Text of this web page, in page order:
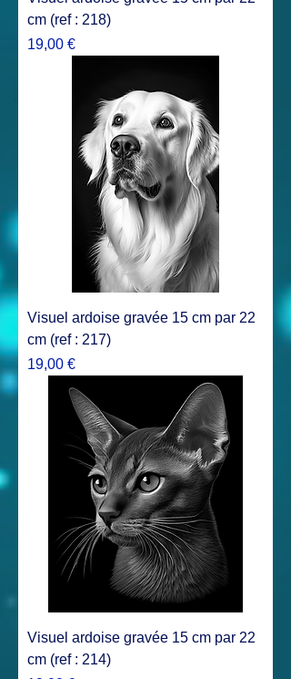
cm (ref : 218)
Prix
19,00 €
Visuel ardoise gravée 15 cm par 22
cm (ref : 217)
Prix
19,00 €
Visuel ardoise gravée 15 cm par 22
cm (ref : 214)